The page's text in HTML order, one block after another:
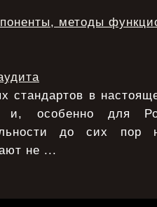
методы
стандартов в
особенно для
до сих пор
не ...